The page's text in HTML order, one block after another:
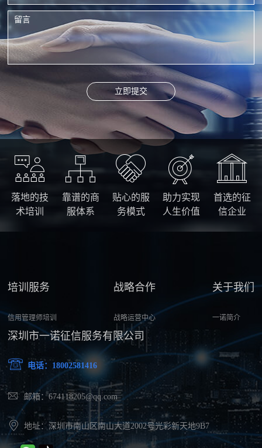
立即提交
落地的技
术培训
靠谱的商
服体系
贴心的服
务模式
助力实现
人生价值
首选的征
信企业
培训服务
信用管理师培训
战略合作
战略运营中心
关于我们
一诺简介
深圳市一诺征信服务有限公司
电话：18002581416
邮箱：674118205@qq.com
地址：深圳市南山区南山大道2002号光彩新天地9B7